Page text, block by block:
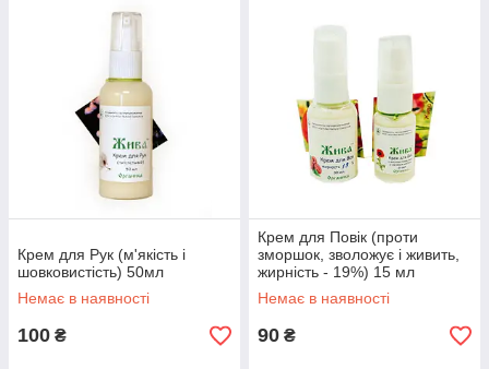
Крем для Рук (м'якість і
шовковистість) 50мл
Немає в наявності
100 ₴
Крем для Повік (проти
зморшок, зволожує і живить,
жирність - 19%) 15 мл
Немає в наявності
90 ₴